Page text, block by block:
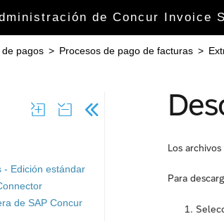
de Concur Invoice
- Edición estándar
de SAP Concur
pagos > Procesos de pago de facturas >
Los
Para